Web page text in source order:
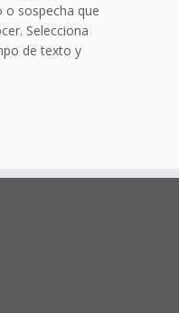
o sospecha que
Selecciona
de texto y